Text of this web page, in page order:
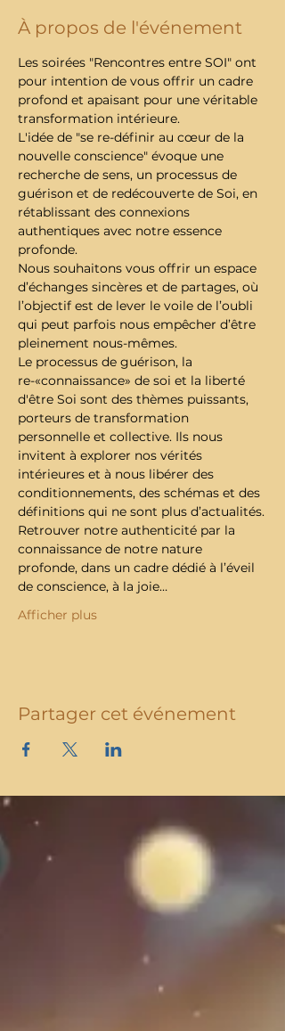
À propos de l'événement
Les soirées "Rencontres entre SOI" ont
pour intention de vous offrir un cadre
profond et apaisant pour une véritable
transformation intérieure.
L'idée de "se re-définir au cœur de la
nouvelle conscience" évoque une
recherche de sens, un processus de
guérison et de redécouverte de Soi, en
rétablissant des connexions
authentiques avec notre essence
profonde.
Nous souhaitons vous offrir un espace
d’échanges sincères et de partages, où
l’objectif est de lever le voile de l’oubli
qui peut parfois nous empêcher d’être
pleinement nous-mêmes.
Le processus de guérison, la
re-«connaissance» de soi et la liberté
d'être Soi sont des thèmes puissants,
porteurs de transformation
personnelle et collective. Ils nous
invitent à explorer nos vérités
intérieures et à nous libérer des
conditionnements, des schémas et des
définitions qui ne sont plus d’actualités.
Retrouver notre authenticité par la
connaissance de notre nature
profonde, dans un cadre dédié à l’éveil
de conscience, à la joie…
Afficher plus
Partager cet événement